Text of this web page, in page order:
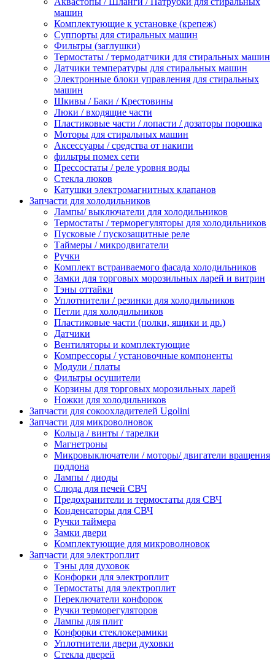
машин
Комплектующие к установке (крепеж)
Суппорты для стиральных машин
Фильтры (заглушки)
Термостаты / термодатчики для стиральных машин
Датчики температуры для стиральных машин
Электронные блоки управления для стиральных
машин
Шкивы / Баки / Крестовины
Люки / входящие части
Пластиковые части / лопасти / дозаторы порошка
Моторы для стиральных машин
Аксессуары / средства от накипи
фильтры помех сети
Прессостаты / реле уровня воды
Стекла люков
Катушки электромагнитных клапанов
Запчасти для холодильников
Лампы/ выключатели для холодильников
Термостаты / терморегуляторы для холодильников
Пусковые / пускозащитные реле
Таймеры / микродвигатели
Ручки
Комплект встраиваемого фасада холодильников
Замки для торговых морозильных ларей и витрин
Тэны оттайки
Уплотнители / резинки для холодильников
Петли для холодильников
Пластиковые части (полки, ящики и др.)
Датчики
Вентиляторы и комплектующие
Компрессоры / установочные компоненты
Модули / платы
Фильтры осушители
Корзины для торговых морозильных ларей
Ножки для холодильников
Запчасти для сокоохладителей Ugolini
Запчасти для микроволновок
Кольца / винты / тарелки
Магнетроны
Микровыключатели / моторы/ двигатели вращения
поддона
Лампы / диоды
Слюда для печей СВЧ
Предохранители и термостаты для СВЧ
Конденсаторы для СВЧ
Ручки таймера
Замки двери
Комплектующие для микроволновок
Запчасти для электроплит
Тэны для духовок
Конфорки для электроплит
Термостаты для электроплит
Переключатели конфорок
Ручки терморегуляторов
Лампы для плит
Конфорки стеклокерамики
Уплотнители двери духовки
Стекла дверей